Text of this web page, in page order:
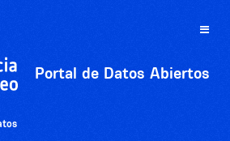
Toggle
Portal de Datos Abiertos